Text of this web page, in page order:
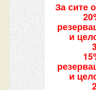
За сите
и
и